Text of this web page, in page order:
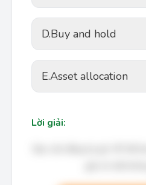
D.Buy and hold
E.Asset allocation
Lời giải: